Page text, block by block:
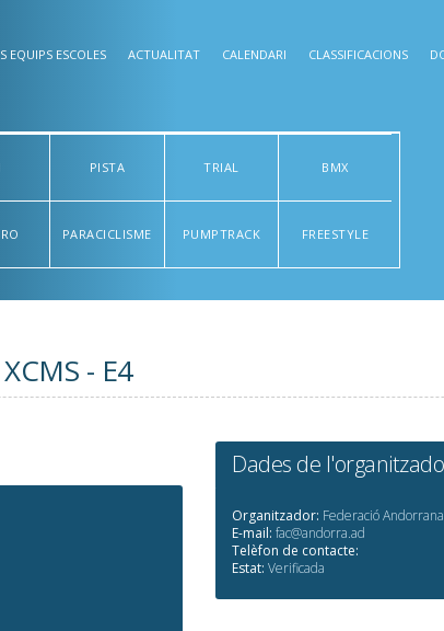
EQUIPS ESCOLES ACTUALITAT CALENDARI CLASSIFICACIONS
PISTA TRIAL BMX
PARACICLISME PUMPTRACK FREESTYLE
- E4
Dades de
Organitzador: Federació
E-mail: fac@andorra.ad
Telèfon de contacte:
Estat: Verificada